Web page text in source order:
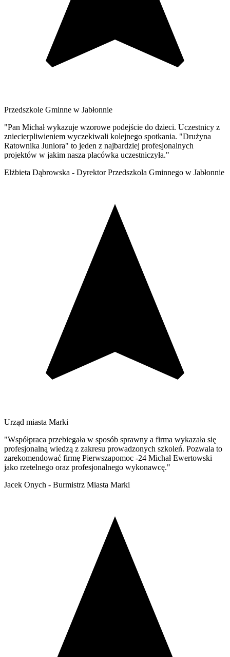
Przedszkole Gminne w Jabłonnie
"Pan Michał wykazuje wzorowe podejście do dzieci. Uczestnicy z
zniecierpliwieniem wyczekiwali kolejnego spotkania. "Drużyna
Ratownika Juniora" to jeden z najbardziej profesjonalnych
projektów w jakim nasza placówka uczestniczyła."
Elżbieta Dąbrowska - Dyrektor Przedszkola Gminnego w Jabłonnie
Urząd miasta Marki
"Współpraca przebiegała w sposób sprawny a firma wykazała się
profesjonalną wiedzą z zakresu prowadzonych szkoleń. Pozwala to
zarekomendować firmę Pierwszapomoc -24 Michał Ewertowski
jako rzetelnego oraz profesjonalnego wykonawcę."
Jacek Onych - Burmistrz Miasta Marki